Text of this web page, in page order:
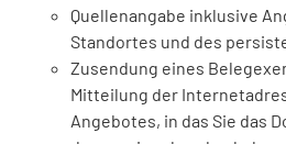
Quellenangabe inklusive
Standortes und des
Zusendung eines
Mitteilung der
Angebotes, in das Sie das